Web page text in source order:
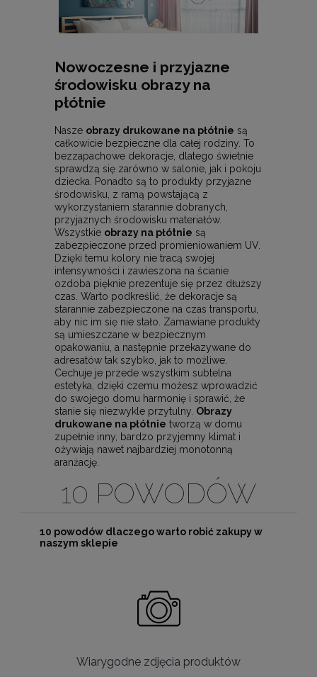
Nowoczesne i przyjazne
środowisku obrazy na
płótnie
Nasze obrazy drukowane na płótnie są
całkowicie bezpieczne dla całej rodziny. To
bezzapachowe dekoracje, dlatego świetnie
sprawdzą się zarówno w salonie, jak i pokoju
dziecka. Ponadto są to produkty przyjazne
środowisku, z ramą powstającą z
wykorzystaniem starannie dobranych,
przyjaznych środowisku materiałów.
Wszystkie obrazy na płótnie są
zabezpieczone przed promieniowaniem UV.
Dzięki temu kolory nie tracą swojej
intensywności i zawieszona na ścianie
ozdoba pięknie prezentuje się przez dłuższy
czas. Warto podkreślić, że dekoracje są
starannie zabezpieczone na czas transportu,
aby nic im się nie stało. Zamawiane produkty
są umieszczane w bezpiecznym
opakowaniu, a następnie przekazywane do
adresatów tak szybko, jak to możliwe.
Cechuje je przede wszystkim subtelna
estetyka, dzięki czemu możesz wprowadzić
do swojego domu harmonię i sprawić, że
stanie się niezwykle przytulny. Obrazy
drukowane na płótnie tworzą w domu
zupełnie inny, bardzo przyjemny klimat i
ożywiają nawet najbardziej monotonną
aranżację.
10 POWODÓW
10 powodów dlaczego warto robić zakupy w
naszym sklepie
Wiarygodne zdjęcia produktów